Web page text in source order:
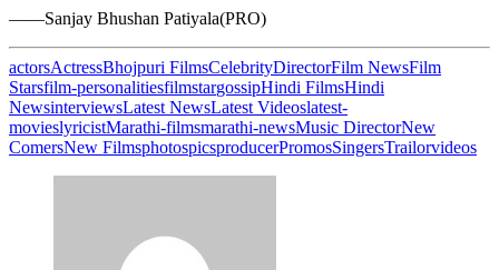
——Sanjay Bhushan Patiyala(PRO)
actorsActressBhojpuri FilmsCelebrityDirectorFilm NewsFilm
Starsfilm-personalitiesfilmstargossipHindi FilmsHindi
NewsinterviewsLatest NewsLatest Videoslatest-
movieslyricistMarathi-filmsmarathi-newsMusic DirectorNew
ComersNew FilmsphotospicsproducerPromosSingersTrailorvideos